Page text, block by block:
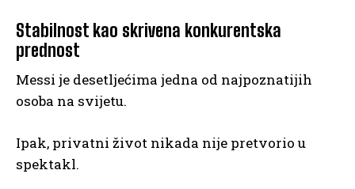
Stabilnost kao skrivena konkurentska
prednost
Messi je desetljećima jedna od najpoznatijih
osoba na svijetu.
Ipak, privatni život nikada nije pretvorio u
spektakl.